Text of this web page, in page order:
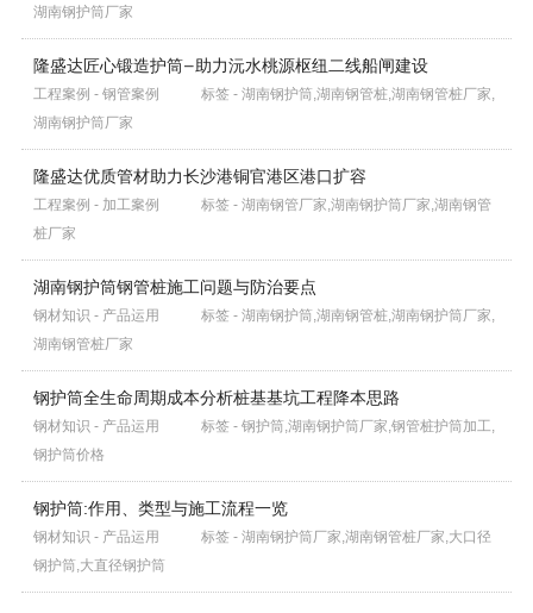
湖南钢护筒厂家
隆盛达匠心锻造护筒—助力沅水桃源枢纽二线船闸建设
工程案例 - 钢管案例
标签 - 湖南钢护筒,湖南钢管桩,湖南钢管桩厂家,
湖南钢护筒厂家
隆盛达优质管材助力长沙港铜官港区港口扩容
工程案例 - 加工案例
标签 - 湖南钢管厂家,湖南钢护筒厂家,湖南钢管
桩厂家
湖南钢护筒钢管桩施工问题与防治要点
钢材知识 - 产品运用
标签 - 湖南钢护筒,湖南钢管桩,湖南钢护筒厂家,
湖南钢管桩厂家
钢护筒全生命周期成本分析桩基基坑工程降本思路
钢材知识 - 产品运用
标签 - 钢护筒,湖南钢护筒厂家,钢管桩护筒加工,
钢护筒价格
钢护筒:作用、类型与施工流程一览
钢材知识 - 产品运用
标签 - 湖南钢护筒厂家,湖南钢管桩厂家,大口径
钢护筒,大直径钢护筒